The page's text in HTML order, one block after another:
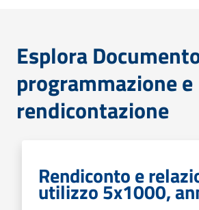
Esplora
programmazione e
rendicontazione
Rendiconto e
utilizzo 5x1000,